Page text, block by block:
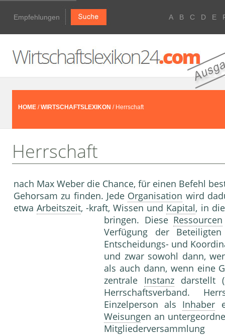
Empfehlungen A B C D E
HOME /WIRTSCHAFTSLEXIKON / Herrschaft
Herrschaft
nach Max Weber die Chance, für einen Befehl
Gehorsam zu finden. Jede Organisation wird
etwaArbeitszeit, -kraft, Wissen und Kapital, in
bringen. Diese Ressourcen
Verfügung der
Entscheidungs- und
und zwar sowohl dann,
als auch dann, wenn eine
zentrale Instanz darstellt
Herrschaftsverband.
Einzelperson als Inhaber
Weisungen an